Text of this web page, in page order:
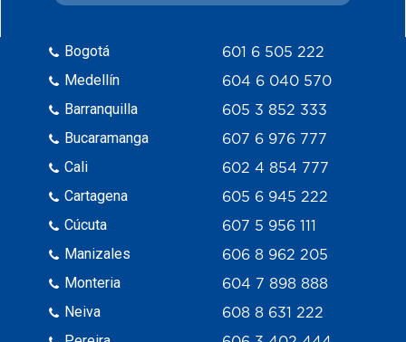
Bogotá
Medellín
Barranquilla
Bucaramanga
Cali
Cartagena
Cúcuta
Manizales
Monteria
Neiva
601 6 505 222
604 6 040 570
605 3 852 333
607 6 976 777
602 4 854 777
605 6 945 222
607 5 956 111
606 8 962 205
604 7 898 888
608 8 631 222